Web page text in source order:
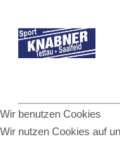
Wir benutzen Cookies
Wir nutzen Cookies auf